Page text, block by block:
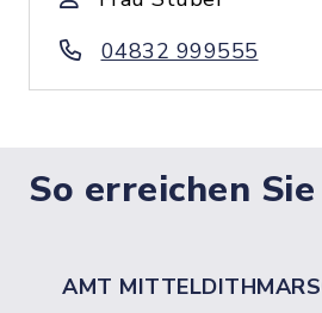
04832 999555
So erreichen
AMT